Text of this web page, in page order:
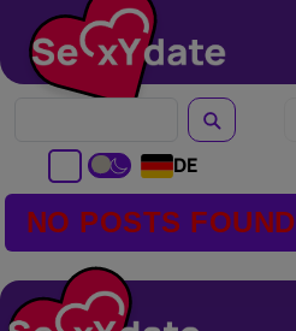
DE
NO POSTS FOUND